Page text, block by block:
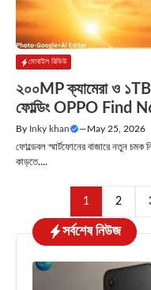
মোবাইল রিভিউ
২০০MP ক্যামেরা ও
ফোল্ডিং OPPO Find
By Inky khan —May 25, 2026
ফোল্ডেবল স্মার্টফোনের বাজারে নতুন
কাড়তে....
1 2
সর্বশেষ নিউজ